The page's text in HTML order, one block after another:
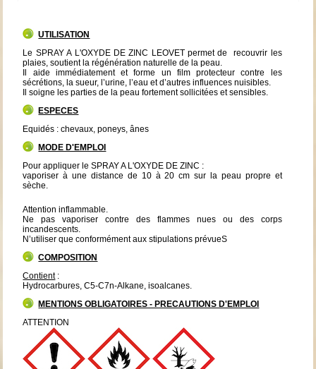
UTILISATION
Le SPRAY A L'OXYDE DE ZINC LEOVET permet de recouvrir les
plaies, soutient la régénération naturelle de la peau.
Il aide immédiatement et forme un film protecteur contre les
sécrétions, la sueur, l’urine, l’eau et d’autres influences nuisibles.
Il soigne les parties de la peau fortement sollicitées et sensibles.
ESPECES
Equidés : chevaux, poneys, ânes
MODE D'EMPLOI
Pour appliquer le SPRAY A L'OXYDE DE ZINC :
vaporiser à une distance de 10 à 20 cm sur la peau propre et
sèche.
Attention inflammable.
Ne pas vaporiser contre des flammes nues ou des corps
incandescents.
N’utiliser que conformément aux stipulations prévueS
COMPOSITION
Contient:
Hydrocarbures, C5-C7n-Alkane, isoalcanes.
MENTIONS OBLIGATOIRES - PRECAUTIONS D'EMPLOI
ATTENTION